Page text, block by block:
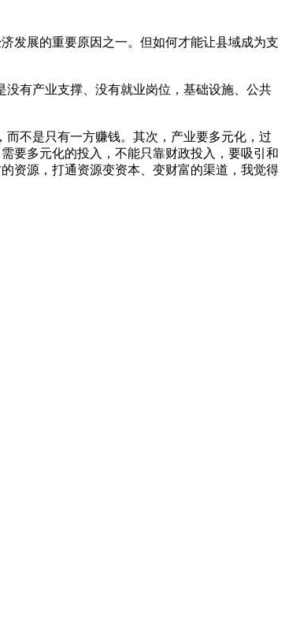
发展的重要原因之一。但如何才能让县域成为支
有产业支撑、没有就业岗位，基础设施、公共
不是只有一方赚钱。其次，产业要多元化，过
要多元化的投入，不能只靠财政投入，要吸引和
资源，打通资源变资本、变财富的渠道，我觉得